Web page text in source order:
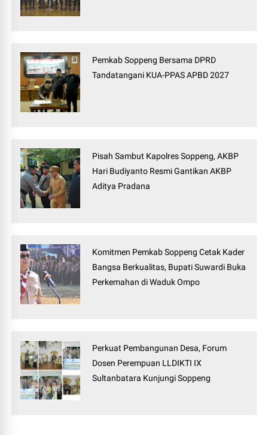
Pemkab Soppeng Bersama DPRD
Tandatangani KUA-PPAS APBD 2027
Pisah Sambut Kapolres Soppeng, AKBP
Hari Budiyanto Resmi Gantikan AKBP
Aditya Pradana
Komitmen Pemkab Soppeng Cetak Kader
Bangsa Berkualitas, Bupati Suwardi Buka
Perkemahan di Waduk Ompo
Perkuat Pembangunan Desa, Forum
Dosen Perempuan LLDIKTI IX
Sultanbatara Kunjungi Soppeng